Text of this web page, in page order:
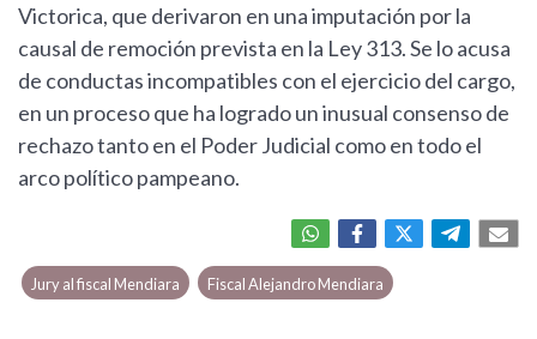
Victorica, que derivaron en una imputación por la
causal de remoción prevista en la Ley 313. Se lo acusa
de conductas incompatibles con el ejercicio del cargo,
en un proceso que ha logrado un inusual consenso de
rechazo tanto en el Poder Judicial como en todo el
arco político pampeano.
Jury al fiscal Mendiara Fiscal Alejandro Mendiara